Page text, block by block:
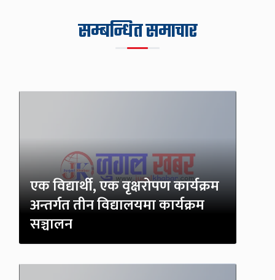
सम्बन्धित समाचार
एक विद्यार्थी, एक वृक्षरोपण कार्यक्रम
अन्तर्गत तीन विद्यालयमा कार्यक्रम
सञ्चालन